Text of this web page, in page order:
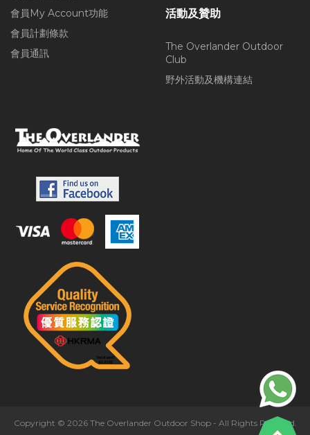
會員My Account功能
會員計劃條款
會員通訊
活動及贊助
The Overlander Outdoor
Club
野外活動及機構連結
Copyright © 2026 The Overlander Outdoor Shop - All Rights Reserved.